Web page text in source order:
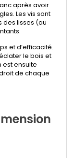
après avoir
Les vis sont
des lisses (au
et d’efficacité.
le bois et
est ensuite
de chaque